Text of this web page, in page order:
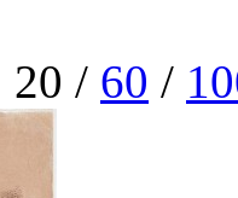
20 / 60 /